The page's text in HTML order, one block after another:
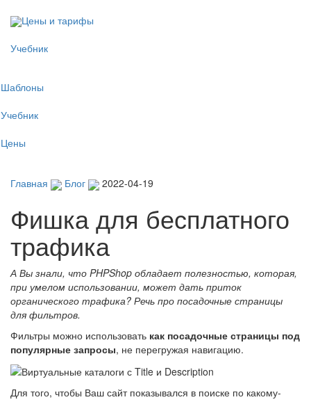
Цены и тарифы
Учебник
Шаблоны
Учебник
Цены
Главная Блог 2022-04-19
Фишка для бесплатного
трафика
А Вы знали, что PHPShop обладает полезностью, которая,
при умелом использовании, может дать приток
органического трафика? Речь про посадочные страницы
для фильтров.
Фильтры можно использовать как посадочные страницы под
популярные запросы, не перегружая навигацию.
Для того, чтобы Ваш сайт показывался в поиске по какому-